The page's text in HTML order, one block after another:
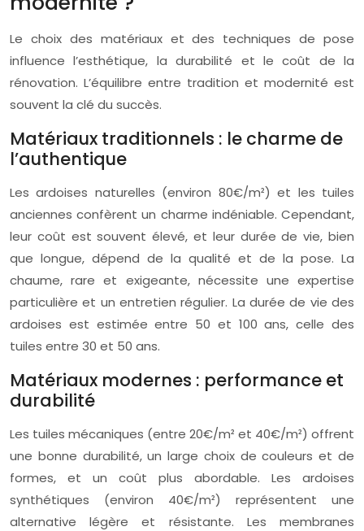
Le choix des matériaux et des techniques de pose
influence l’esthétique, la durabilité et le coût de la
rénovation. L’équilibre entre tradition et modernité est
souvent la clé du succès.
Matériaux traditionnels : le charme de
l’authentique
Les ardoises naturelles (environ 80€/m²) et les tuiles
anciennes confèrent un charme indéniable. Cependant,
leur coût est souvent élevé, et leur durée de vie, bien
que longue, dépend de la qualité et de la pose. La
chaume, rare et exigeante, nécessite une expertise
particulière et un entretien régulier. La durée de vie des
ardoises est estimée entre 50 et 100 ans, celle des
tuiles entre 30 et 50 ans.
Matériaux modernes : performance et
durabilité
Les tuiles mécaniques (entre 20€/m² et 40€/m²) offrent
une bonne durabilité, un large choix de couleurs et de
formes, et un coût plus abordable. Les ardoises
synthétiques (environ 40€/m²) représentent une
alternative légère et résistante. Les membranes